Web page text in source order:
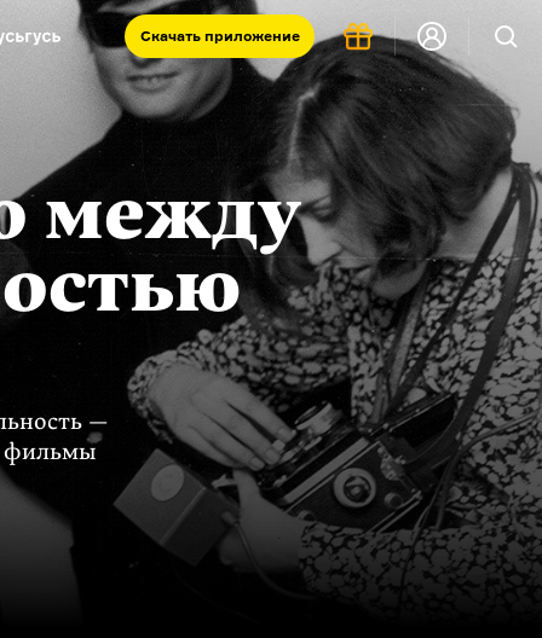
Скачать приложение
Запад и Восток: история культур
Что такое античность
комната
между
—
фильмы